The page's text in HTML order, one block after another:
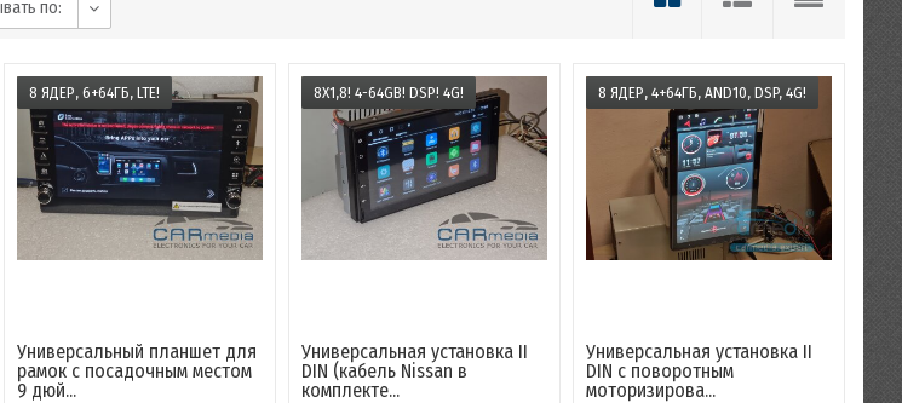
по:
8 ЯДЕР, 6+64ГБ, LTE!
Универсальный планшет для
рамок с посадочным местом
9 дюй...
8Х1,8! 4-64GB! DSP! 4G!
Универсальная установка II
DIN (кабель Nissan в
комплекте...
8 ЯДЕР, 4+64ГБ, AND10, DSP, 4G!
Универсальная установка II
DIN с поворотным
моторизирова...